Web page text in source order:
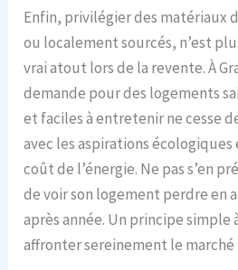
Enfin, privilégier des matériaux
ou localement sourcés, n’est
vrai atout lors de la revente. À
demande pour des logements
et faciles à entretenir ne cesse
avec les aspirations
coût de l’énergie. Ne pas s’en
de voir son logement perdre en
après année. Un principe simple
affronter sereinement le marché